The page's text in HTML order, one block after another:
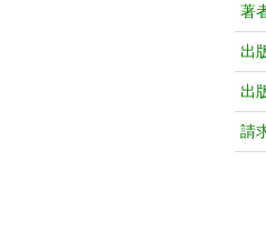
著
出
出
請